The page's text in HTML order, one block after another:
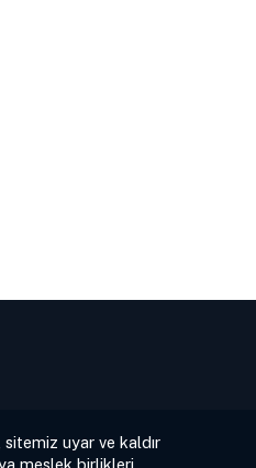
uyar ve kaldır
meslek birlikleri,